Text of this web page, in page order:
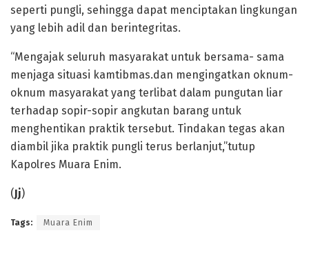
seperti pungli, sehingga dapat menciptakan lingkungan
yang lebih adil dan berintegritas.
“Mengajak seluruh masyarakat untuk bersama- sama
menjaga situasi kamtibmas.dan mengingatkan oknum-
oknum masyarakat yang terlibat dalam pungutan liar
terhadap sopir-sopir angkutan barang untuk
menghentikan praktik tersebut. Tindakan tegas akan
diambil jika praktik pungli terus berlanjut,”tutup
Kapolres Muara Enim.
(Jj)
Tags: Muara Enim